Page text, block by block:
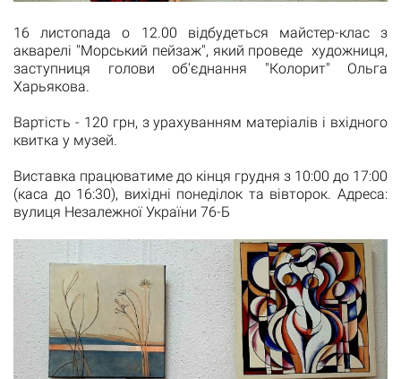
16 листопада о 12.00 відбудеться майстер-клас з
акварелі "Морський пейзаж", який проведе художниця,
заступниця голови об'єднання "Колорит" Ольга
Харьякова.
Вартість - 120 грн, з урахуванням матеріалів і вхідного
квитка у музей.
Виставка працюватиме до кінця грудня з 10:00 до 17:00
(каса до 16:30), вихідні понеділок та вівторок. Адреса:
вулиця Незалежної України 76-Б